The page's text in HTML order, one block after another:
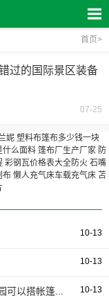
首页>
过的国际景区装备
07-25
妮 塑料布篷布多少钱一块
什么面料 篷布厂生产厂家 防
彩钢瓦价格表大全防火 石嘴
布 懒人充气床车载充气床 苫
10-13
10-13
不再“走马观花”市民踏青搭帐篷这些景区、公园可以搭帐篷但请带走垃圾 10-13